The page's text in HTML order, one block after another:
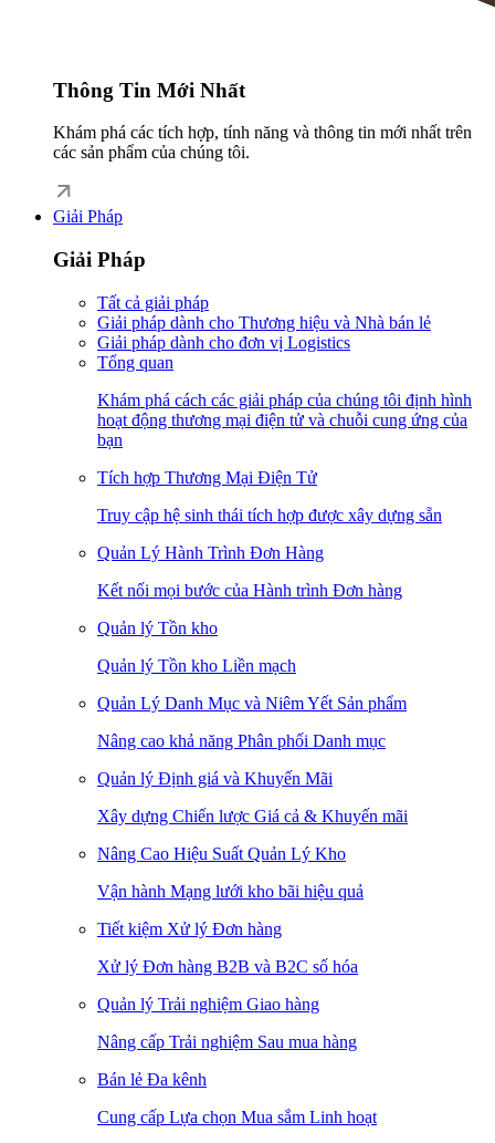
Thông Tin Mới Nhất
Khám phá các tích hợp, tính năng và thông tin mới nhất trên
các sản phẩm của chúng tôi.
Giải Pháp
Giải Pháp
Tất cả giải pháp
Giải pháp dành cho Thương hiệu và Nhà bán lẻ
Giải pháp dành cho đơn vị Logistics
Tổng quan
Khám phá cách các giải pháp của chúng tôi định hình
hoạt động thương mại điện tử và chuỗi cung ứng của
bạn
Tích hợp Thương Mại Điện Tử
Truy cập hệ sinh thái tích hợp được xây dựng sẵn
Quản Lý Hành Trình Đơn Hàng
Kết nối mọi bước của Hành trình Đơn hàng
Quản lý Tồn kho
Quản lý Tồn kho Liền mạch
Quản Lý Danh Mục và Niêm Yết Sản phẩm
Nâng cao khả năng Phân phối Danh mục
Quản lý Định giá và Khuyến Mãi
Xây dựng Chiến lược Giá cả & Khuyến mãi
Nâng Cao Hiệu Suất Quản Lý Kho
Vận hành Mạng lưới kho bãi hiệu quả
Tiết kiệm Xử lý Đơn hàng
Xử lý Đơn hàng B2B và B2C số hóa
Quản lý Trải nghiệm Giao hàng
Nâng cấp Trải nghiệm Sau mua hàng
Bán lẻ Đa kênh
Cung cấp Lựa chọn Mua sắm Linh hoạt